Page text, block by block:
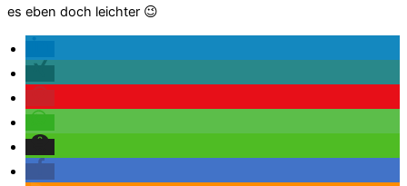
es eben doch leichter 😉